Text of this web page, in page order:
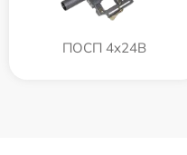
ПОСП 4x24B